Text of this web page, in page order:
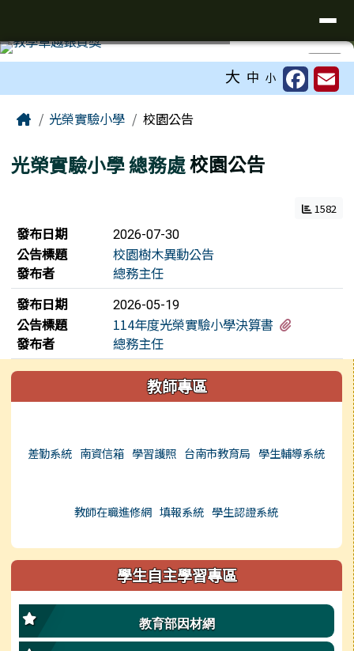
⏸
大 中 小
Home光榮實驗小學 校園公告
光榮實驗小學總務處校園公告
1582
新聞列表
發布日期 2026-07-30
公告標題
校園樹木異動公告
發布者
總務主任
發布日期
2026-05-19
公告標題 114年度光榮實驗小學決算書
發布者
總務主任
左邊區域內容 教師專區
差勤系統 南資信箱 學習護照 台南市教育局 學生輔導系統
教師在職進修網 填報系統 學生認證系統
學生自主學習專區
教育部因材網